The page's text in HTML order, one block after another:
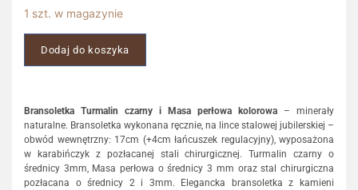
1 szt. w magazynie
Dodaj do koszyka
Bransoletka Turmalin czarny i Masa perłowa kolorowa – minerały
naturalne. Bransoletka wykonana ręcznie, na lince stalowej jubilerskiej –
obwód wewnętrzny: 17cm (+4cm łańcuszek regulacyjny), wyposażona
w karabińczyk z pozłacanej stali chirurgicznej. Turmalin czarny o
średnicy 3mm, Masa perłowa o średnicy 3 mm oraz stal chirurgiczna
pozłacana o średnicy 2 i 3mm. Elegancka bransoletka z kamieni